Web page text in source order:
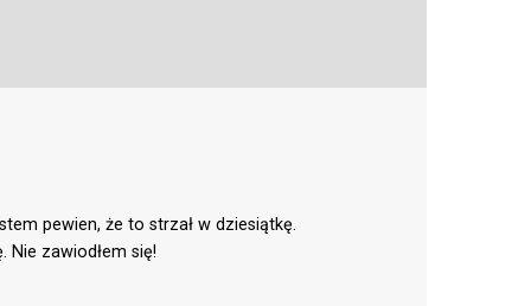
pewien, że to strzał w dziesiątkę.
Nie zawiodłem się!